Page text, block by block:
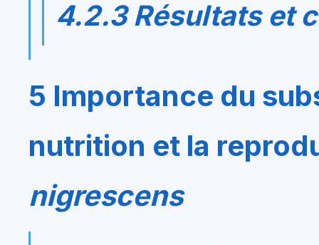
4.2.3 Résultats et
5 Importance du
nutrition et la
nigrescens